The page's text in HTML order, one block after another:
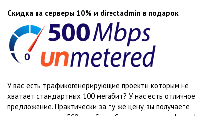
Скидка на серверы 10% и directadmin в подарок
У вас есть трафикогенерирующие проекты которым не
хватает стандартных 100 мегабит? У нас есть отличное
предложение. Практически за ту же цену, вы получаете